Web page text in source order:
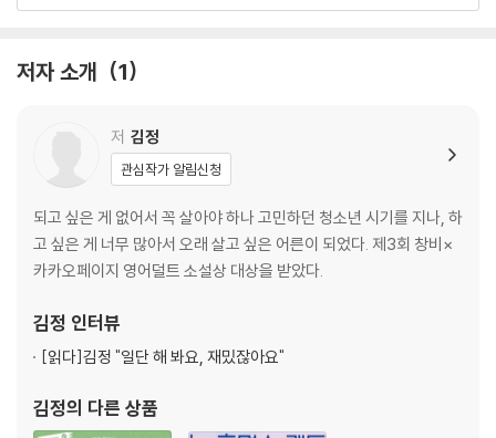
이상하고 낯선
마주한 의문
유일한 답
다가오는 일
감춰진 이야기
수수께끼
궁지에 모여
어쨌든 꽃은 필 거야
저자 소개 1
저 김정
관심작가 알림신청
되고 싶은 게 없어서 꼭 살아야 하나 고민하던 청소년 시기를 지나, 하
고 싶은 게 너무 많아서 오래 살고 싶은 어른이 되었다. 제3회 창비×
카카오페이지 영어덜트 소설상 대상을 받았다.
김정 인터뷰
[읽다]김정 "일단 해 봐요, 재밌잖아요"
김정의 다른 상품